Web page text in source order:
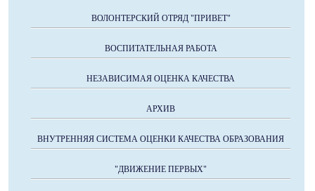
ВОЛОНТЕРСКИЙ ОТРЯД "ПРИВЕТ"
ВОСПИТАТЕЛЬНАЯ РАБОТА
НЕЗАВИСИМАЯ ОЦЕНКА КАЧЕСТВА
АРХИВ
ВНУТРЕННЯЯ СИСТЕМА ОЦЕНКИ КАЧЕСТВА ОБРАЗОВАНИЯ
"ДВИЖЕНИЕ ПЕРВЫХ"